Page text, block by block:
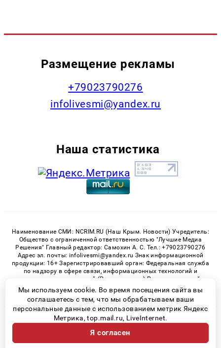
Размещение рекламы
+79023790276
infolivesmi@yandex.ru
Наша статистика
Наименование СМИ: NCRIM.RU (Наш Крым. Новости) Учредитель:
Общество с ограниченной ответственностью "Лучшие Медиа
Решения" Главный редактор: Самохин А. С. Тел.: +79023790276
Адрес эл. почты: infolivesmi@yandex.ru Знак информационной
продукции: 16+ Зарегистрировавший орган: Федеральная служба
по надзору в сфере связи, информационных технологий и
массовых коммуникаций (Роскомнадзор) Регистрационный
номер СМИ ЭЛ № ФС 77 - 81150 от 02.06.2021
© 2026 «nCrim.ru» | Все права защищены
Возрастная категория сайта 16+
Политика конфиденциальности
Мы используем cookie. Во время посещения сайта вы
соглашаетесь с тем, что мы обрабатываем ваши
персональные данные с использованием метрик Яндекс
Метрика, top.mail.ru, LiveInternet.
Я согласен